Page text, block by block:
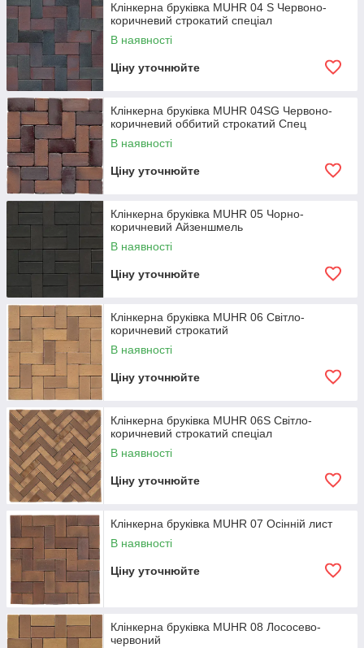
Клінкерна бруківка MUHR 04 S Червоно-
коричневий строкатий спеціал
В наявності
Ціну уточнюйте
Клінкерна бруківка MUHR 04SG Червоно-
коричневий оббитий строкатий Спец
В наявності
Ціну уточнюйте
Клінкерна бруківка MUHR 05 Чорно-
коричневий Айзеншмель
В наявності
Ціну уточнюйте
Клінкерна бруківка MUHR 06 Світло-
коричневий строкатий
В наявності
Ціну уточнюйте
Клінкерна бруківка MUHR 06S Світло-
коричневий строкатий спеціал
В наявності
Ціну уточнюйте
Клінкерна бруківка MUHR 07 Осінній лист
В наявності
Ціну уточнюйте
Клінкерна бруківка MUHR 08 Лососево-
червоний